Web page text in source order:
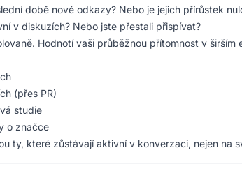
době nové odkazy? Nebo je jejich přírůstek
v diskuzích? Nebo jste přestali přispívat?
Hodnotí vaši průběžnou přítomnost v širším
(přes PR)
studie
o značce
ty, které zůstávají aktivní v konverzaci, nejen na